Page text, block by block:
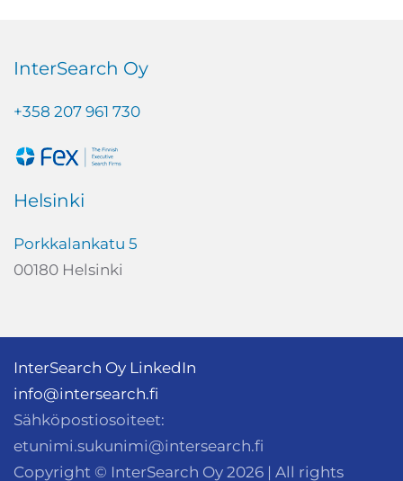
InterSearch Oy
+358 207 961 730
Helsinki
Porkkalankatu 5
00180 Helsinki
InterSearch Oy LinkedIn
info@intersearch.fi
Sähköpostiosoiteet:
etunimi.sukunimi@intersearch.fi
Copyright © InterSearch Oy 2026 | All rights